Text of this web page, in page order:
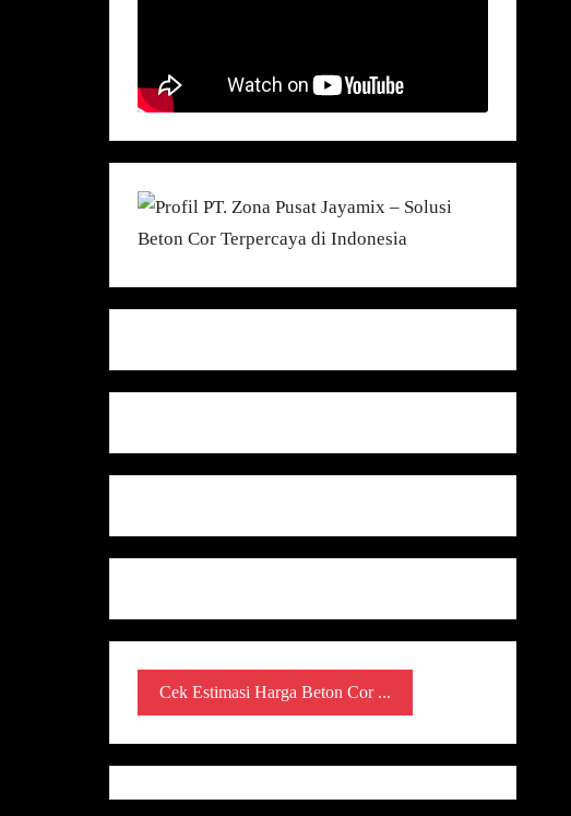
Cek Estimasi Harga Beton Cor ...